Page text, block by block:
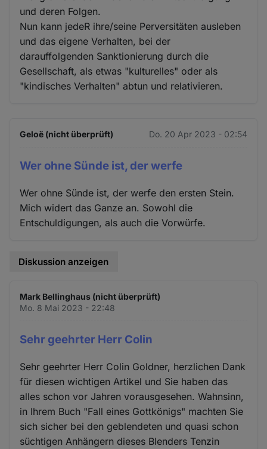
und deren Folgen.
Nun kann jedeR ihre/seine Perversitäten ausleben
und das eigene Verhalten, bei der
darauffolgenden Sanktionierung durch die
Gesellschaft, als etwas "kulturelles" oder als
"kindisches Verhalten" abtun und relativieren.
Geloë (nicht überprüft) Do. 20 Apr 2023 - 02:54
Wer ohne Sünde ist, der werfe
Wer ohne Sünde ist, der werfe den ersten Stein.
Mich widert das Ganze an. Sowohl die
Entschuldigungen, als auch die Vorwürfe.
Diskussion anzeigen
Mark Bellinghaus (nicht überprüft)
Mo. 8 Mai 2023 - 22:48
Sehr geehrter Herr Colin
Sehr geehrter Herr Colin Goldner, herzlichen Dank
für diesen wichtigen Artikel und Sie haben das
alles schon vor Jahren vorausgesehen. Wahnsinn,
in Ihrem Buch "Fall eines Gottkönigs" machten Sie
sich sicher bei den geblendeten und quasi schon
süchtigen Anhängern dieses Blenders Tenzin